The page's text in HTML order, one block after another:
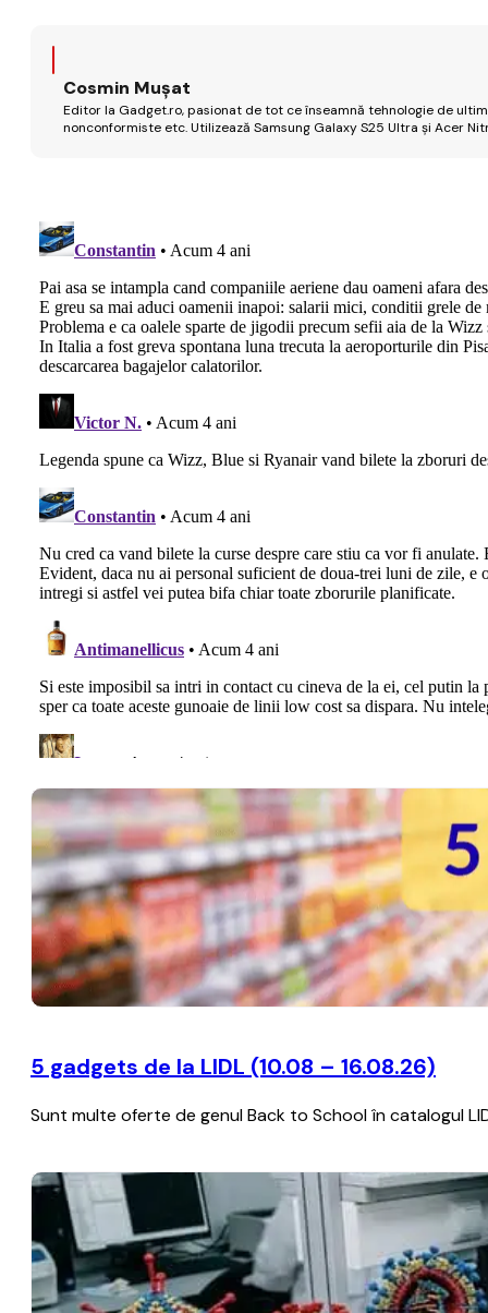
Cosmin Mușat
Editor la Gadget.ro, pasionat de tot ce înseamnă tehnologie de
nonconformiste etc. Utilizează Samsung Galaxy S25 Ultra și Acer
5 gadgets de la LIDL (10.08 – 16.08.26)
Sunt multe oferte de genul Back to School în catalogul